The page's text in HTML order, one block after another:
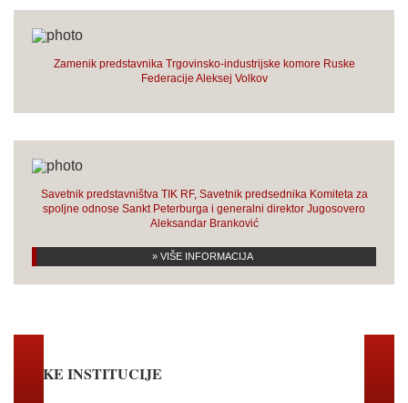
Zamenik predstavnika Trgovinsko-industrijske komore Ruske
Federacije Aleksej Volkov
Savetnik predstavništva TIK RF, Savetnik predsednika Komiteta za
spoljne odnose Sankt Peterburga i generalni direktor Jugosovero
Aleksandar Branković
» VIŠE INFORMACIJA
RUSKE INSTITUCIJE